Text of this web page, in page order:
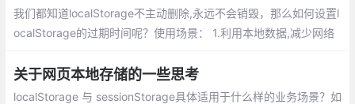
我们都知道localStorage不主动删除,永远不会销毁，那么如何设置l
ocalStorage的过期时间呢？使用场景： 1.利用本地数据,减少网络
关于网页本地存储的一些思考
localStorage 与 sessionStorage具体适用于什么样的业务场景？如